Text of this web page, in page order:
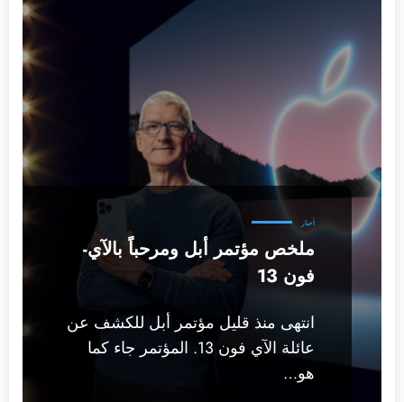
أخبار
ملخص مؤتمر أبل ومرحباً بالآي-
فون 13
انتهى منذ قليل مؤتمر أبل للكشف عن
عائلة الآي فون 13. المؤتمر جاء كما
هو…